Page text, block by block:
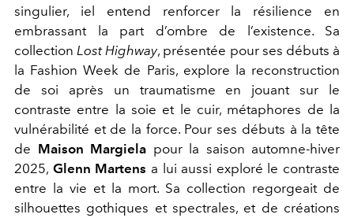
singulier, iel entend renforcer la résilience en
embrassant la part d’ombre de l’existence. Sa
collection Lost Highway, présentée pour ses débuts à
la Fashion Week de Paris, explore la reconstruction
de soi après un traumatisme en jouant sur le
contraste entre la soie et le cuir, métaphores de la
vulnérabilité et de la force. Pour ses débuts à la tête
de Maison Margiela pour la saison automne-hiver
2025, Glenn Martens a lui aussi exploré le contraste
entre la vie et la mort. Sa collection regorgeait de
silhouettes gothiques et spectrales, et de créations